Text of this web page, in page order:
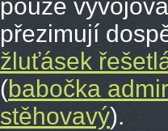
pouze
přezimují
žluťásek
(babočka
stěhovavý).